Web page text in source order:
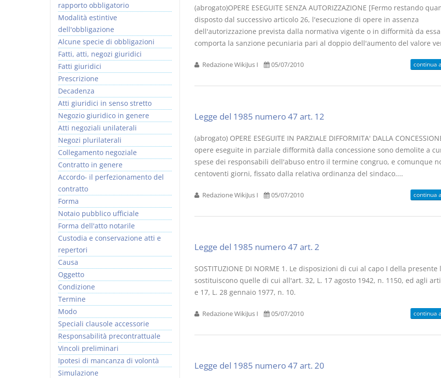
(abrogato)OPERE ESEGUITE SENZA AUTORIZZAZIONE [Fermo restando
disposto dal successivo articolo 26, l'esecuzione di opere in assenza
dell'autorizzazione prevista dalla normativa vigente o in difformità da essa
comporta la sanzione pecuniaria pari al doppio dell'aumento del valore
Redazione WikiJus I 05/07/2010 continua
Legge del 1985 numero 47 art. 12
(abrogato) OPERE ESEGUITE IN PARZIALE DIFFORMITA' DALLA
opere eseguite in parziale difformità dalla concessione sono demolite a
spese dei responsabili dell'abuso entro il termine congruo, e comunque
centoventi giorni, fissato dalla relativa ordinanza del sindaco....
Redazione WikiJus I 05/07/2010 continua
Legge del 1985 numero 47 art. 2
SOSTITUZIONE DI NORME 1. Le disposizioni di cui al capo I della presente
sostituiscono quelle di cui all'art. 32, L. 17 agosto 1942, n. 1150, ed agli
e 17, L. 28 gennaio 1977, n. 10.
Redazione WikiJus I 05/07/2010 continua
Legge del 1985 numero 47 art. 20
rapporto obbligatorio
Modalità estintive
dell'obbligazione
Alcune specie di obbligazioni
Fatti, atti, negozi giuridici
Fatti giuridici
Prescrizione
Decadenza
Atti giuridici in senso stretto
Negozio giuridico in genere
Atti negoziali unilaterali
Negozi plurilaterali
Collegamento negoziale
Contratto in genere
Accordo- il perfezionamento del
contratto
Forma
Notaio pubblico ufficiale
Forma dell'atto notarile
Custodia e conservazione atti e
repertori
Causa
Oggetto
Condizione
Termine
Modo
Speciali clausole accessorie
Responsabilità precontrattuale
Vincoli preliminari
Ipotesi di mancanza di volontà
Simulazione